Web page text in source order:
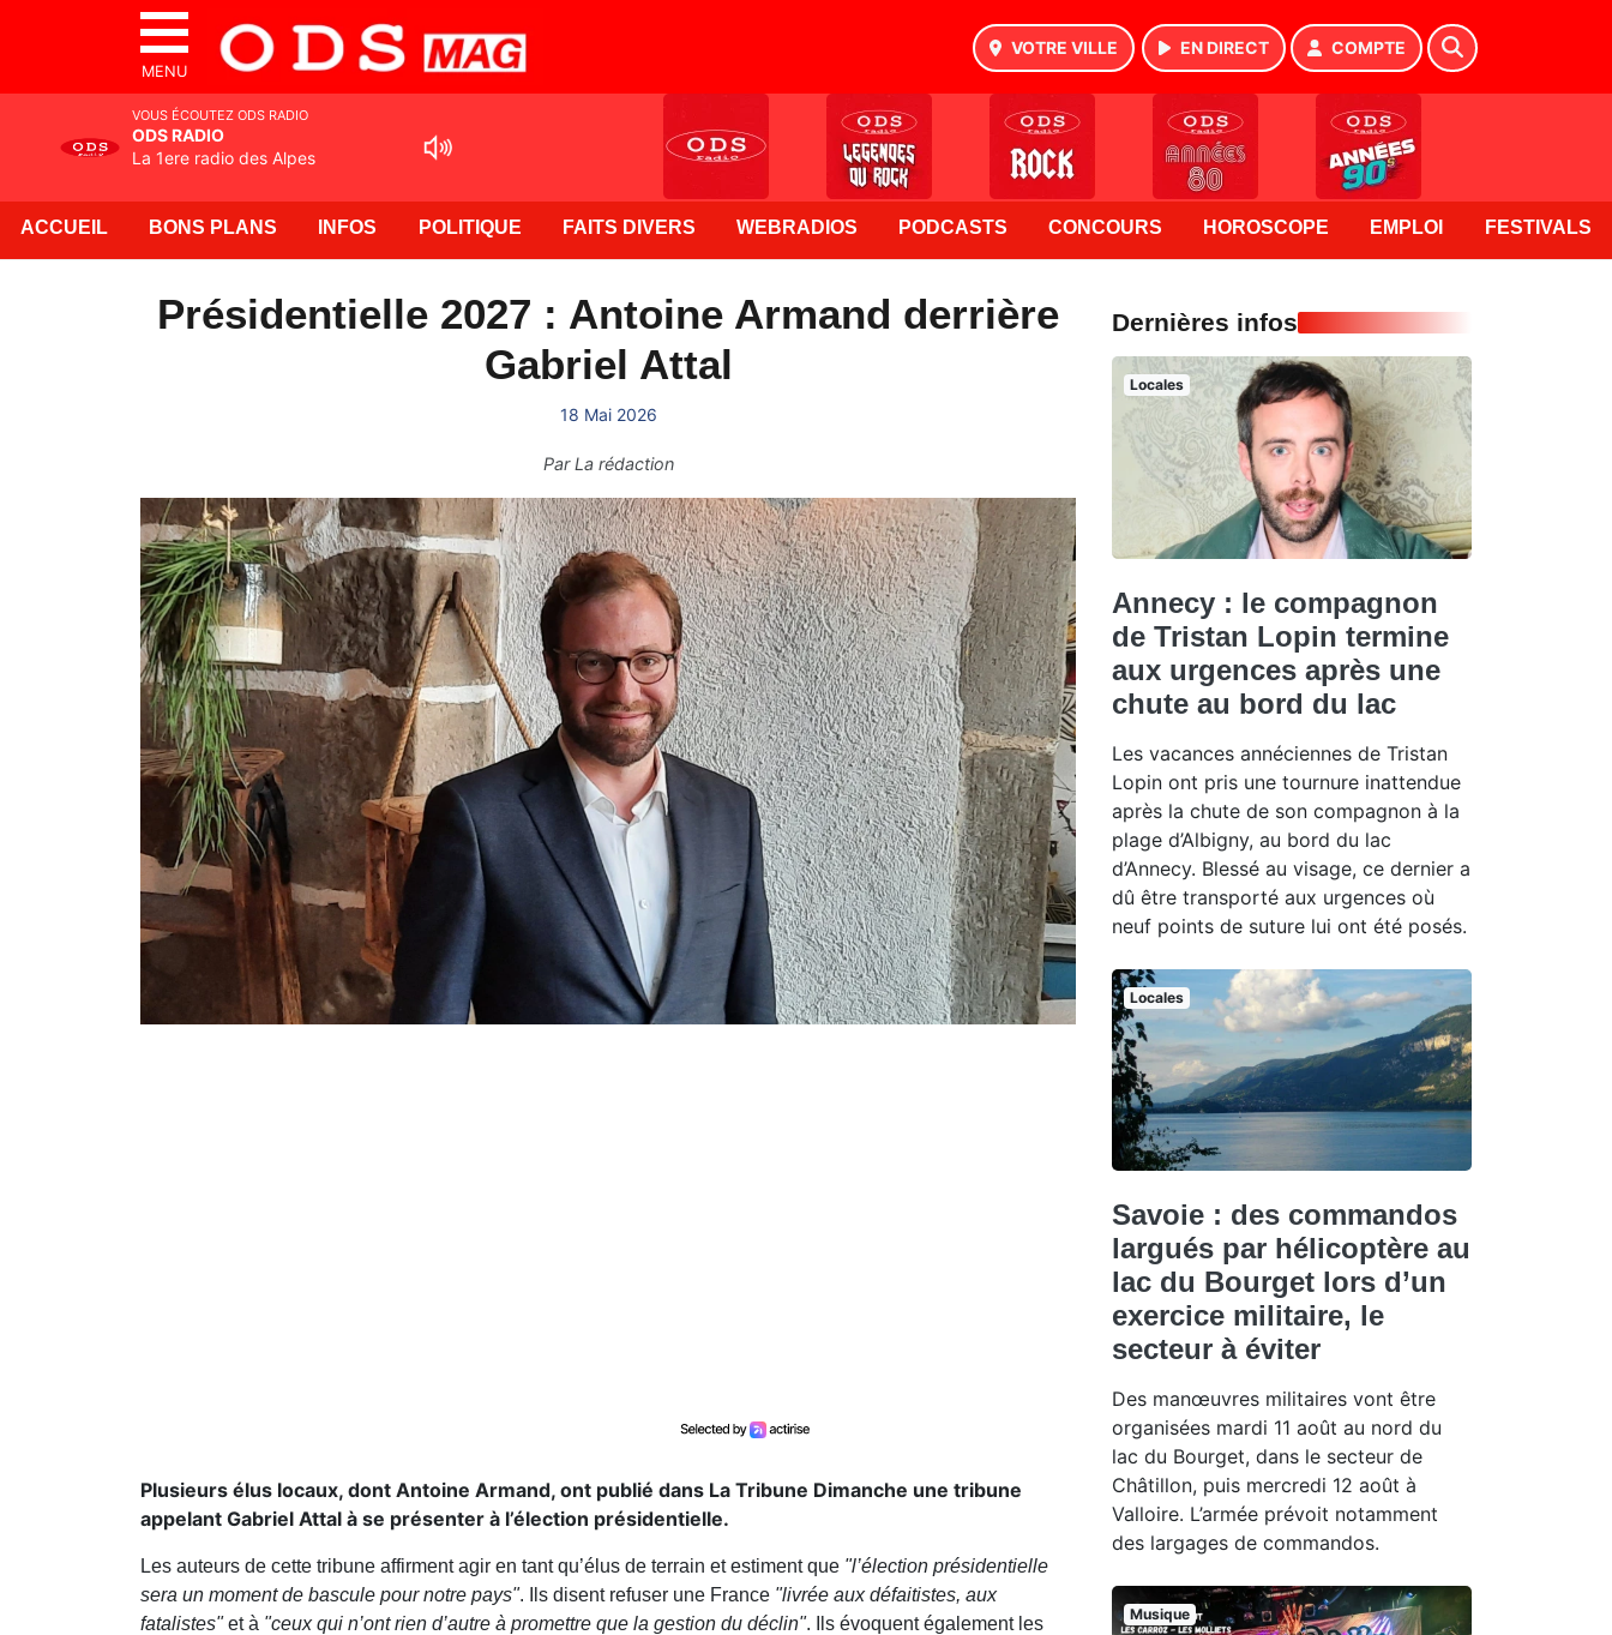
MENU
VOTRE VILLE EN DIRECT COMPTE
ACCUEIL BONS PLANS INFOS POLITIQUE FAITS DIVERS WEBRADIOS PODCASTS CONCOURS HOROSCOPE EMPLOI FESTIVALS
Présidentielle 2027 : Antoine Armand derrière
Gabriel Attal
18 Mai 2026
ParLa rédaction
Plusieurs élus locaux, dont Antoine Armand, ont publié dans La Tribune Dimanche une tribune
appelant Gabriel Attal à se présenter à l’élection présidentielle.
Les auteurs de cette tribune affirment agir en tant qu’élus de terrain et estiment que "l’élection présidentielle
sera un moment de bascule pour notre pays". Ils disent refuser une France "livrée aux défaitistes, aux
fatalistes"et à "ceux qui n’ont rien d’autre à promettre que la gestion du déclin". Ils évoquent également les
Dernières infos
Locales
Annecy : le compagnon
de Tristan Lopin termine
aux urgences après une
chute au bord du lac
Les vacances annéciennes de Tristan
Lopin ont pris une tournure inattendue
après la chute de son compagnon à la
plage d’Albigny, au bord du lac
d’Annecy. Blessé au visage, ce dernier a
dû être transporté aux urgences où
neuf points de suture lui ont été posés.
Locales
Savoie : des commandos
largués par hélicoptère au
lac du Bourget lors d’un
exercice militaire, le
secteur à éviter
Des manœuvres militaires vont être
organisées mardi 11 août au nord du
lac du Bourget, dans le secteur de
Châtillon, puis mercredi 12 août à
Valloire. L’armée prévoit notamment
des largages de commandos.
Musique
VOUS ÉCOUTEZ ODS RADIO
ODS RADIO
La 1ere radio des Alpes